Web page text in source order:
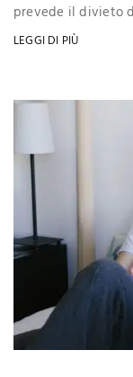
prevede il divieto
LEGGI DI PIÙ